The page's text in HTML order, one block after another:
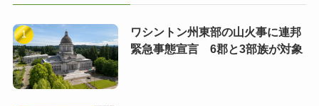
ワシントン州東部の山火事に連邦
緊急事態宣言 6郡と3部族が対象